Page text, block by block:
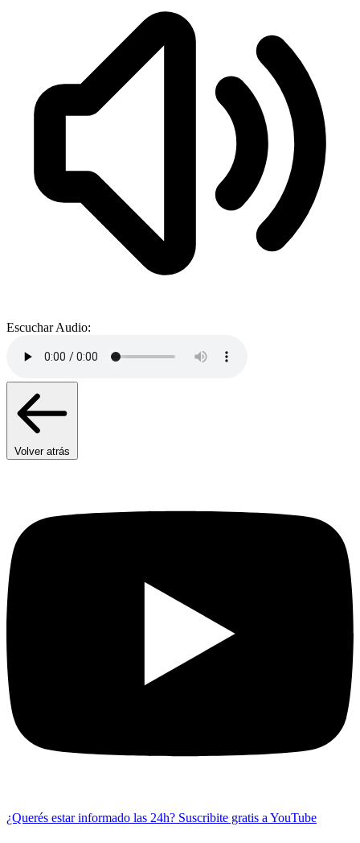
Escuchar Audio:
Volver atrás
¿Querés estar informado las 24h? Suscribite gratis a YouTube